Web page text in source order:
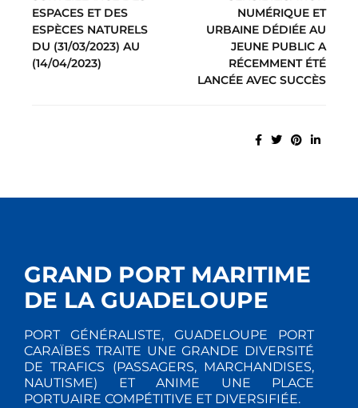
ESPACES ET DES
ESPÈCES NATURELS
DU (31/03/2023) AU
(14/04/2023)
NUMÉRIQUE ET
URBAINE DÉDIÉE AU
JEUNE PUBLIC A
RÉCEMMENT ÉTÉ
LANCÉE AVEC SUCCÈS
GRAND PORT MARITIME
DE LA GUADELOUPE
PORT GÉNÉRALISTE, GUADELOUPE PORT
CARAÏBES TRAITE UNE GRANDE DIVERSITÉ
DE TRAFICS (PASSAGERS, MARCHANDISES,
NAUTISME) ET ANIME UNE PLACE
PORTUAIRE COMPÉTITIVE ET DIVERSIFIÉE.